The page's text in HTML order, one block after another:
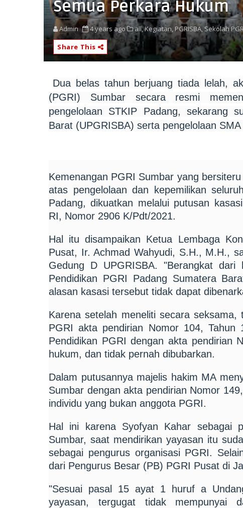
Semua Perkara Hukum
Admin 4 years ago all,Kegiatan,PGRISBA,Sekolah
Share This
Dua belas tahun berjuang tiada lelah,
(PGRI) Sumbar secara resmi
pengelolaan STKIP Padang, sekarang
Barat (UPGRISBA) serta pengelolaan
Kemenangan PGRI Sumbar yang
atas pengelolaan dan kepemilikan
Padang, dikuatkan melalui putusan
RI, Nomor 2906 K/Pdt/2021.
Hal itu disampaikan Ketua Lembaga
Pusat, Ir. Achmad Wahyudi, S.H., M.H.,
Gedung D UPGRISBA. "Berangkat
Pendidikan PGRI Padang Sumatera
alasan kasasi tersebut tidak dapat
Karena setelah meneliti secara
PGRI akta pendirian Nomor 104, Tahun
Pendidikan PGRI dengan akta pendirian
hukum, dan tidak pernah dibubarkan.
Dalam putusannya majelis hakim MA
Sumbar dengan akta pendirian Nomor
individu yang bukan anggota PGRI.
Hal ini karena Syofyan Kahar sebagai
Sumbar, saat mendirikan yayasan itu
sebagai pengurus organisasi PGRI.
dari Pengurus Besar (PB) PGRI Pusat di
"Sesuai pasal 15 ayat 1 huruf a
yayasan, tergugat tidak mempunyai